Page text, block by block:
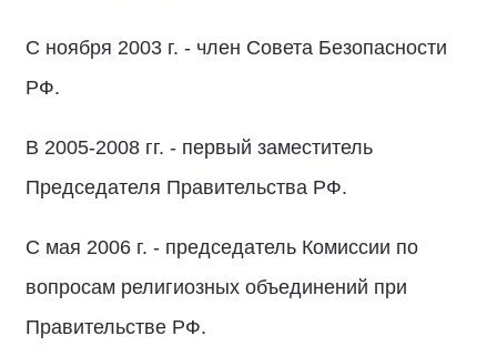
С ноября 2003 г. - член Совета Безопасности
РФ.
В 2005-2008 гг. - первый заместитель
Председателя Правительства РФ.
С мая 2006 г. - председатель Комиссии по
вопросам религиозных объединений при
Правительстве РФ.